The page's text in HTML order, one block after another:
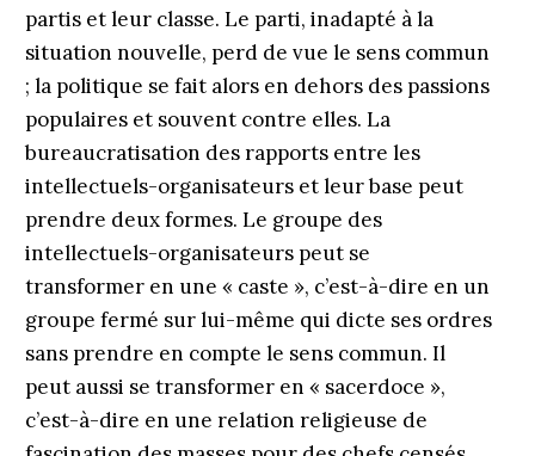
partis et leur classe. Le parti, inadapté à la
situation nouvelle, perd de vue le sens commun
; la politique se fait alors en dehors des passions
populaires et souvent contre elles. La
bureaucratisation des rapports entre les
intellectuels-organisateurs et leur base peut
prendre deux formes. Le groupe des
intellectuels-organisateurs peut se
transformer en une « caste », c’est-à-dire en un
groupe fermé sur lui-même qui dicte ses ordres
sans prendre en compte le sens commun. Il
peut aussi se transformer en « sacerdoce »,
c’est-à-dire en une relation religieuse de